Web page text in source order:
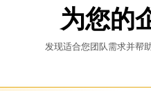
为您的
发现适合您团队需求并帮